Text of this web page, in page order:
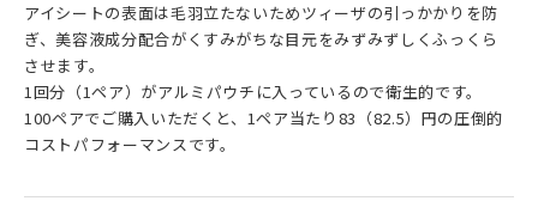
アイシートの表面は毛羽立たないためツィーザの引っかかりを防
ぎ、美容液成分配合がくすみがちな目元をみずみずしくふっくら
させます。
1回分（1ペア）がアルミパウチに入っているので衛生的です。
100ペアでご購入いただくと、1ペア当たり83（82.5）円の圧倒的
コストパフォーマンスです。